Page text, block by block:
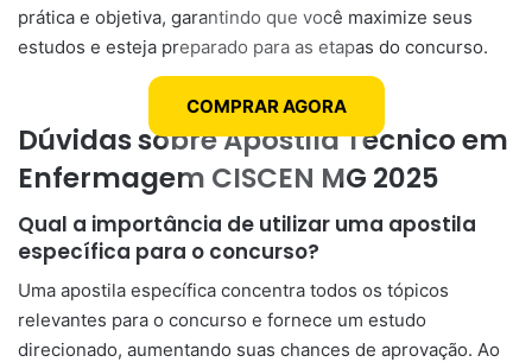
prática e objetiva, garantindo que você maximize seus
estudos e esteja preparado para as etapas do concurso.
COMPRAR AGORA
Dúvidas sobre Apostila Técnico em
Enfermagem CISCEN MG 2025
Qual a importância de utilizar uma apostila
específica para o concurso?
Uma apostila específica concentra todos os tópicos
relevantes para o concurso e fornece um estudo
direcionado, aumentando suas chances de aprovação. Ao